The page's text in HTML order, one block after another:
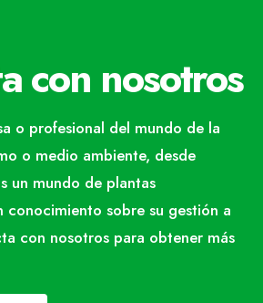
con nosotros
o profesional del mundo de la
o medio ambiente, desde
un mundo de plantas
conocimiento sobre su gestión a
con nosotros para obtener más